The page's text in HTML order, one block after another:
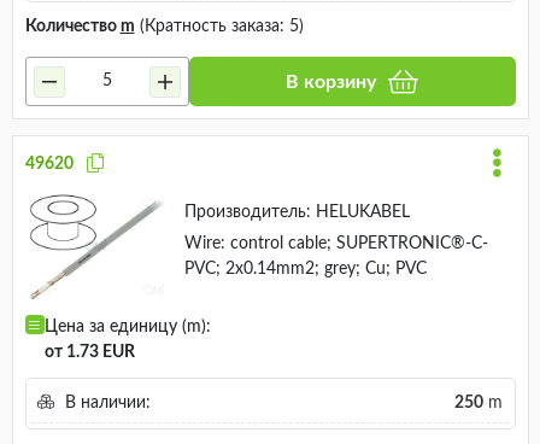
Количество m (Кратность заказа: 5)
В корзину
49620
Производитель: HELUKABEL
Wire: control cable; SUPERTRONIC®-C-
PVC; 2x0.14mm2; grey; Cu; PVC
Цена за единицу (m):
от 1.73 EUR
В наличии: 250m